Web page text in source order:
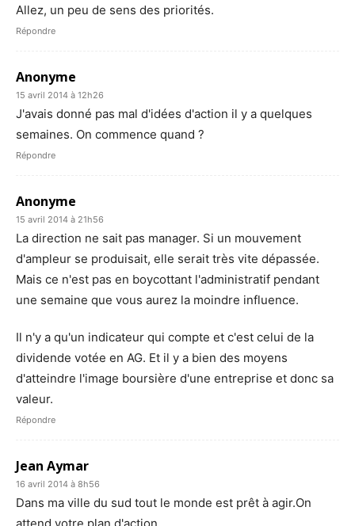
Allez, un peu de sens des priorités.
Répondre
Anonyme
15 avril 2014 à 12h26
J'avais donné pas mal d'idées d'action il y a quelques
semaines. On commence quand ?
Répondre
Anonyme
15 avril 2014 à 21h56
La direction ne sait pas manager. Si un mouvement
d'ampleur se produisait, elle serait très vite dépassée.
Mais ce n'est pas en boycottant l'administratif pendant
une semaine que vous aurez la moindre influence.
Il n'y a qu'un indicateur qui compte et c'est celui de la
dividende votée en AG. Et il y a bien des moyens
d'atteindre l'image boursière d'une entreprise et donc sa
valeur.
Répondre
Jean Aymar
16 avril 2014 à 8h56
Dans ma ville du sud tout le monde est prêt à agir.On